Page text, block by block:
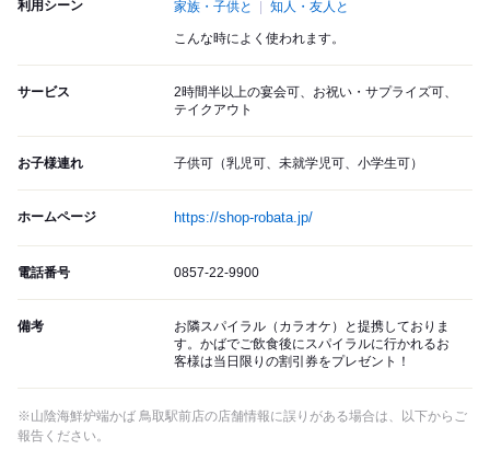
利用シーン 家族・子供と 知人・友人と
こんな時によく使われます。
サービス
2時間半以上の宴会可、お祝い・サプライズ可、
テイクアウト
お子様連れ 子供可（乳児可、未就学児可、小学生可）
ホームページ https://shop-robata.jp/
電話番号 0857-22-9900
備考
お隣スパイラル（カラオケ）と提携しておりま
す。かばでご飲食後にスパイラルに行かれるお
客様は当日限りの割引券をプレゼント！
※山陰海鮮炉端かば 鳥取駅前店の店舗情報に誤りがある場合は、以下からご
報告ください。